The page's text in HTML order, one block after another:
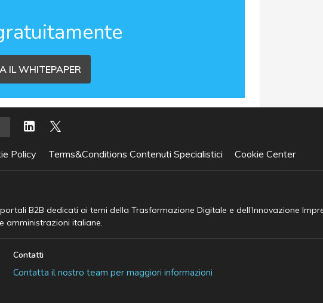
IL WHITEPAPER
Policy Terms&Conditions Contenuti Specialistici Cookie Center
B2B dedicati ai temi della Trasformazione Digitale e dell’Innovazione
amministrazioni italiane.
Contatti
Contatta il nostro team per maggiori informazioni